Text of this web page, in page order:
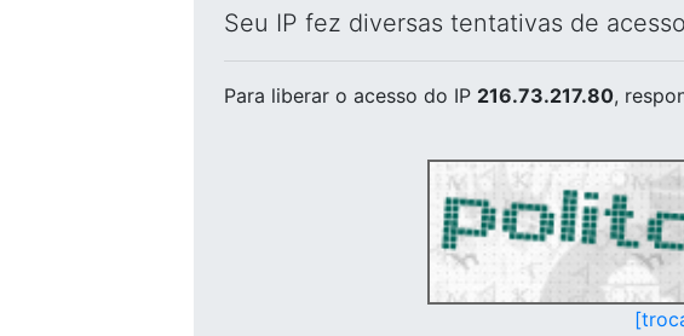
Seu IP fez diversas tentativas de
Para liberar o acesso do IP 216.73.217.80,